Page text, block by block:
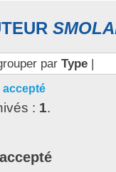
par Type|
accepté
: 1.